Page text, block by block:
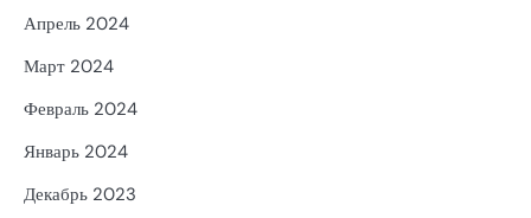
Апрель 2024
Март 2024
Февраль 2024
Январь 2024
Декабрь 2023